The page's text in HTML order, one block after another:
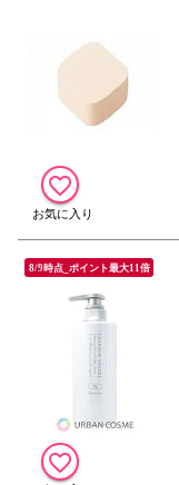
8/9時点_ポイント最大11倍